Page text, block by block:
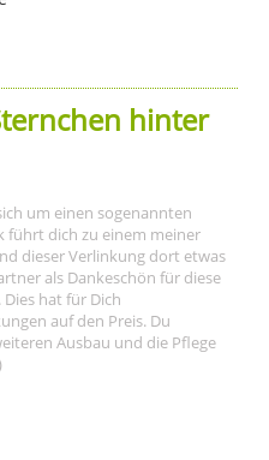
hinter
um einen sogenannten
führt dich zu einem meiner
dieser Verlinkung dort etwas
als Dankeschön für diese
hat für Dich
auf den Preis. Du
Ausbau und die Pflege